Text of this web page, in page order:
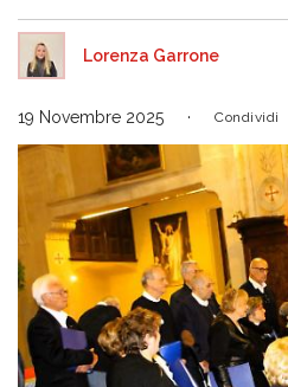
Lorenza Garrone
19 Novembre 2025 Condividi